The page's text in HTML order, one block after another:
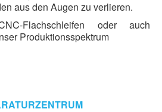
aus den Augen zu verlieren.
Flachschleifen oder auch
Produktionsspektrum